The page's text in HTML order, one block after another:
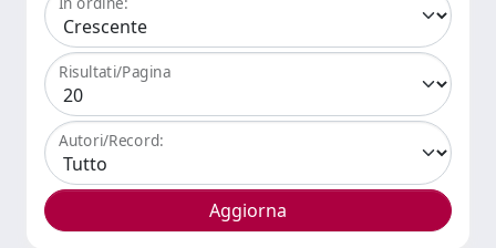
Risultati/Pagina
Autori/Record: